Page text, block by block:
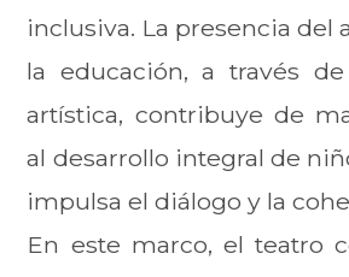
inclusiva. La presencia del
la educación, a través
artística, contribuye de
al desarrollo integral de
impulsa el diálogo y la
En este marco, el teatro